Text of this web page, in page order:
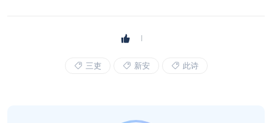
三吏 新安 此诗